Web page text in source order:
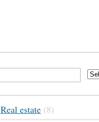
Real estate (8)